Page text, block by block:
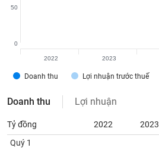
Doanh thu Lợi nhuận trước thuế
0
50
2022 2023
Doanh thu Lợi nhuận
Tỷ đồng 2022 2023
Quý 1